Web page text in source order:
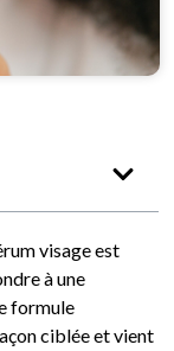
visage est
à une
formule
ciblée et vient